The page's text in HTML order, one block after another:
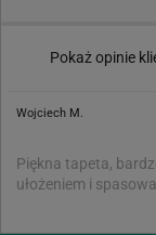
Pokaż opinie
Wojciech M.
Piękna tapeta,
ułożeniem i